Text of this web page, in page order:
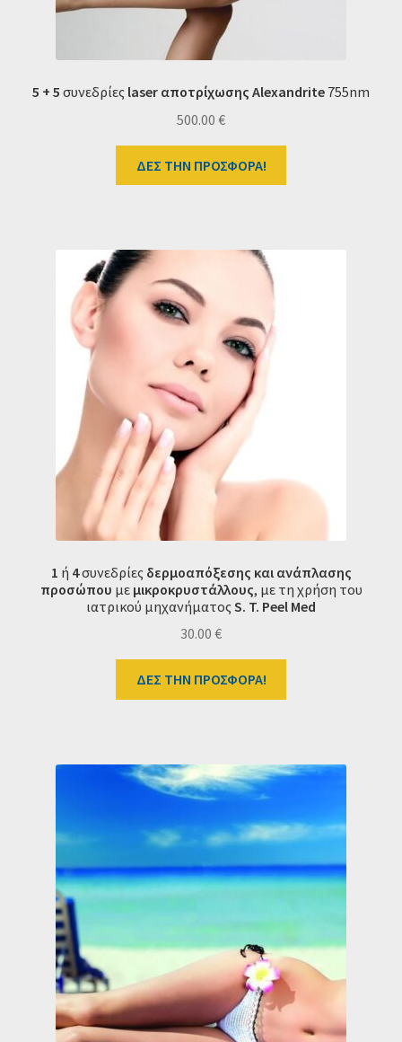
5 + 5 συνεδρίες laser αποτρίχωσης Alexandrite 755nm
500.00 €
ΔΕΣ ΤΗΝ ΠΡΟΣΦΟΡΑ!
1 ή 4συνεδρίες δερμοαπόξεσης και ανάπλασης
προσώπου με μικροκρυστάλλους, με τη χρήση του
ιατρικού μηχανήματος S. T. Peel Med
30.00 €
ΔΕΣ ΤΗΝ ΠΡΟΣΦΟΡΑ!